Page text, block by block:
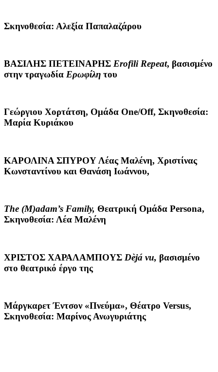
Σκηνοθεσία: Αλεξία Παπαλαζάρου
ΒΑΣΙΛΗΣ ΠΕΤΕΙΝΑΡΗΣ Erofili Repeat, βασισμένο
στην τραγωδία Ερωφίλη του
Γεώργιου Χορτάτση, Ομάδα One/Οff, Σκηνοθεσία:
Μαρία Κυριάκου
ΚΑΡΟΛΙΝΑ ΣΠΥΡΟΥ Λέας Μαλένη, Χριστίνας
Κωνσταντίνου και Θανάση Ιωάννου,
The (M)adam’s Family, Θεατρική Ομάδα Persona,
Σκηνοθεσία: Λέα Μαλένη
ΧΡΙΣΤΟΣ ΧΑΡΑΛΑΜΠΟΥΣ Dèjá vu, βασισμένο
στο θεατρικό έργο της
Μάργκαρετ Έντσον «Πνεύμα», Θέατρο Versus,
Σκηνοθεσία: Μαρίνος Ανωγυριάτης